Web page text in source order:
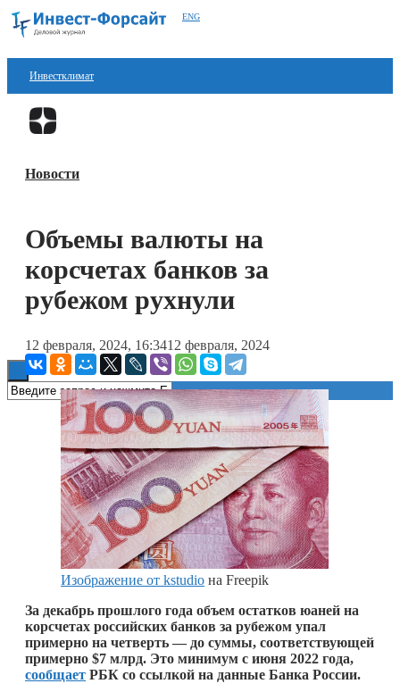
ENG
Инвестклимат
Финансы
Блокчейн
Новости
Объемы валюты на
корсчетах банков за
рубежом рухнули
12 февраля, 2024, 16:3412 февраля, 2024
Изображение от kstudio на Freepik
За декабрь прошлого года объем остатков юаней на
корсчетах российских банков за рубежом упал
примерно на четверть — до суммы, соответствующей
примерно $7 млрд. Это минимум с июня 2022 года,
сообщает РБК со ссылкой на данные Банка России.